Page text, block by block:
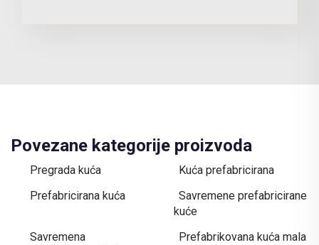
Povezane kategorije proizvoda
Pregrada kuća
Kuća prefabricirana
Prefabricirana kuća
Savremene prefabricirane
kuće
Savremena
Prefabrikovana kuća mala